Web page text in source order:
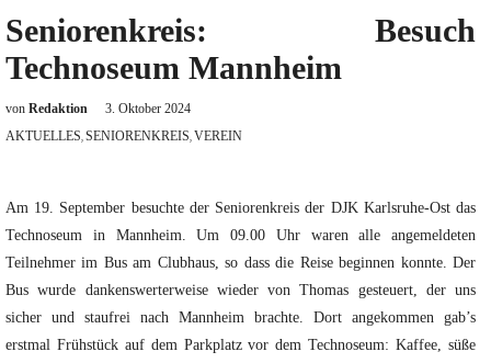
Seniorenkreis: Besuch
Technoseum Mannheim
von Redaktion
3. Oktober 2024
AKTUELLES, SENIORENKREIS, VEREIN
Am 19. September besuchte der Seniorenkreis der DJK Karlsruhe-Ost das
Technoseum in Mannheim. Um 09.00 Uhr waren alle angemeldeten
Teilnehmer im Bus am Clubhaus, so dass die Reise beginnen konnte. Der
Bus wurde dankenswerterweise wieder von Thomas gesteuert, der uns
sicher und staufrei nach Mannheim brachte. Dort angekommen gab’s
erstmal Frühstück auf dem Parkplatz vor dem Technoseum: Kaffee, süße